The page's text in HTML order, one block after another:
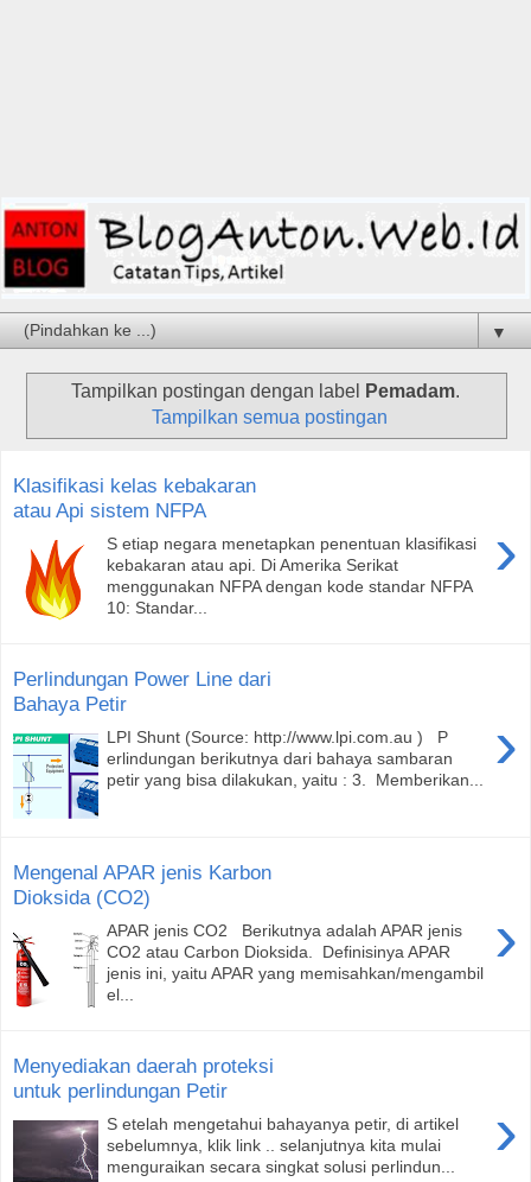
▼
Tampilkan postingan dengan label Pemadam.
Tampilkan semua postingan
Klasifikasi kelas kebakaran
atau Api sistem NFPA
›
S etiap negara menetapkan penentuan klasifikasi
kebakaran atau api. Di Amerika Serikat
menggunakan NFPA dengan kode standar NFPA
10: Standar...
Perlindungan Power Line dari
Bahaya Petir
›
LPI Shunt (Source: http://www.lpi.com.au ) P
erlindungan berikutnya dari bahaya sambaran
petir yang bisa dilakukan, yaitu : 3. Memberikan...
Mengenal APAR jenis Karbon
Dioksida (CO2)
›
APAR jenis CO2 Berikutnya adalah APAR jenis
CO2 atau Carbon Dioksida. Definisinya APAR
jenis ini, yaitu APAR yang memisahkan/mengambil
el...
Menyediakan daerah proteksi
untuk perlindungan Petir
›
S etelah mengetahui bahayanya petir, di artikel
sebelumnya, klik link .. selanjutnya kita mulai
menguraikan secara singkat solusi perlindun...